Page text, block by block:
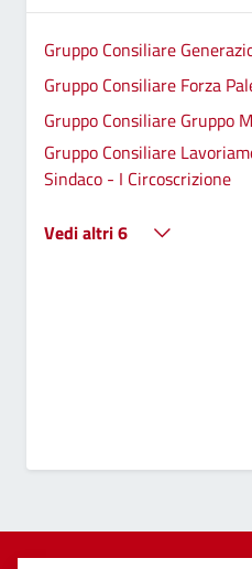
Gruppo Consiliare
Gruppo Consiliare Forza
Gruppo Consiliare Gruppo
Gruppo Consiliare
Sindaco - I Circoscrizione
Vedi altri 6